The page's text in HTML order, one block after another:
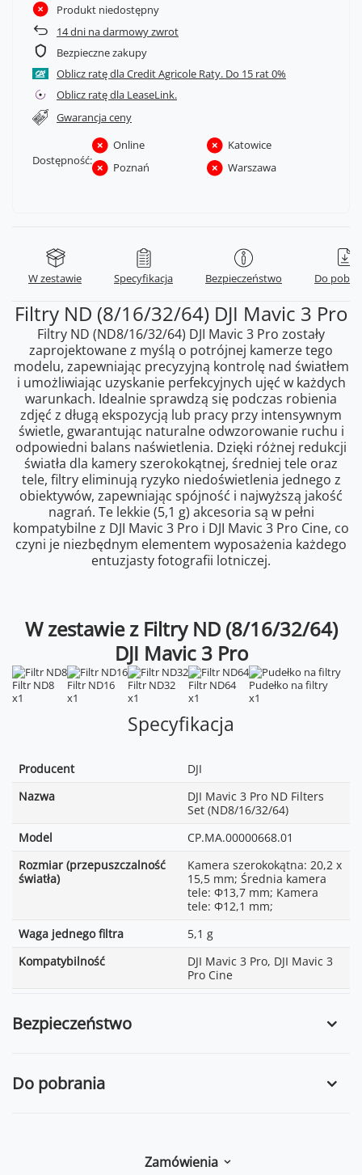
Produkt niedostępny
14dni na darmowy zwrot
Bezpieczne zakupy
Oblicz ratę dla Credit Agricole Raty.
Oblicz ratę dla LeaseLink.
Gwarancja ceny
Dostępność:
Online
Katowice
Poznań
Warszawa
W zestawie Specyfikacja Bezpieczeństwo Do
Filtry ND (8/16/32/64) DJI Mavic 3 Pro
Filtry ND (ND8/16/32/64) DJI Mavic 3 Pro zostały
zaprojektowane z myślą o potrójnej kamerze tego
modelu, zapewniając precyzyjną kontrolę nad światłem
i umożliwiając uzyskanie perfekcyjnych ujęć w każdych
warunkach. Idealnie sprawdzą się podczas robienia
zdjęć z długą ekspozycją lub pracy przy intensywnym
świetle, gwarantując naturalne odwzorowanie ruchu i
odpowiedni balans naświetlenia. Dzięki różnej redukcji
światła dla kamery szerokokątnej, średniej tele oraz
tele, filtry eliminują ryzyko niedoświetlenia jednego z
obiektywów, zapewniając spójność i najwyższą jakość
nagrań. Te lekkie (5,1 g) akcesoria są w pełni
kompatybilne z DJI Mavic 3 Pro i DJI Mavic 3 Pro Cine, co
czyni je niezbędnym elementem wyposażenia każdego
entuzjasty fotografii lotniczej.
W zestawie z Filtry ND (8/16/32/64)
DJI Mavic 3 Pro
Filtr ND8
x1
Filtr ND16
x1
Filtr ND32
x1
Filtr ND64
x1
Pudełko na filtry
x1
Specyfikacja
Producent
DJI
Nazwa
DJI Mavic 3 Pro ND Filters
Set (ND8/16/32/64)
Model
CP.MA.00000668.01
Rozmiar (przepuszczalność
światła)
Kamera szerokokątna: 20,2 x
15,5 mm; Średnia kamera
tele: Φ13,7 mm; Kamera
tele: Φ12,1 mm;
Waga jednego filtra
5,1 g
Kompatybilność
DJI Mavic 3 Pro, DJI Mavic 3
Pro Cine
Bezpieczeństwo
Do pobrania
Zamówienia